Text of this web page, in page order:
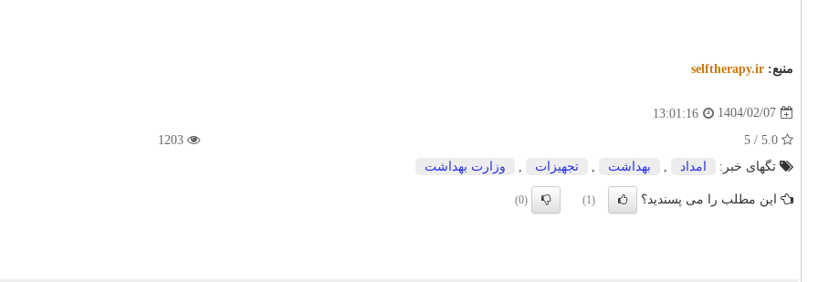
منبع: selftherapy.ir
1404/02/07
13:01:16
تگهای خبر:
امداد بهداشت تجهیزات وزارت بهداشت
این مطلب را می پسندید؟ (1)
(0)